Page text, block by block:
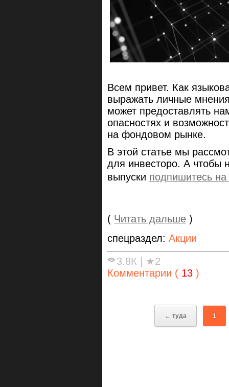
Всем привет. Как
выражать личные
может предоставлять
опасностях и
на фондовом рынке.
В этой статье мы
для инвесторо. А чтобы
выпуски подпишитесь
( Читать дальше )
спецраздел: Акции
3.8К
★2
Комментарии ( 13 )
← туда 1